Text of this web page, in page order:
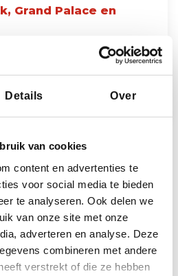
Details Over
van cookies
content en advertenties te
voor social media te bieden
te analyseren. Ook delen we
van onze site met onze
adverteren en analyse. Deze
combineren met andere
verstrekt of die ze hebben
Grand Palace en
excursies
meer beleving? Dan kunt
uitbreiden met de